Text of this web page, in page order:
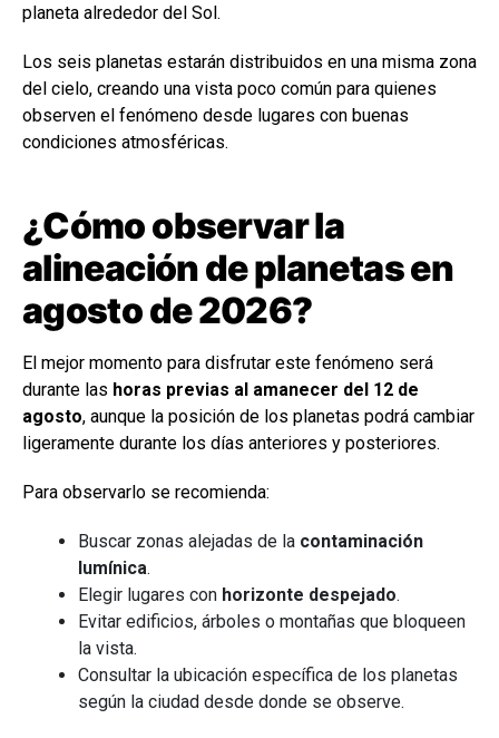
planeta alrededor del Sol.
Los seis planetas estarán distribuidos en una misma zona
del cielo, creando una vista poco común para quienes
observen el fenómeno desde lugares con buenas
condiciones atmosféricas.
¿Cómo observar la
alineación de planetas en
agosto de 2026?
El mejor momento para disfrutar este fenómeno será
durante las horas previas al amanecer del 12 de
agosto, aunque la posición de los planetas podrá cambiar
ligeramente durante los días anteriores y posteriores.
Para observarlo se recomienda:
Buscar zonas alejadas de la contaminación
lumínica.
Elegir lugares con horizonte despejado.
Evitar edificios, árboles o montañas que bloqueen
la vista.
Consultar la ubicación específica de los planetas
según la ciudad desde donde se observe.